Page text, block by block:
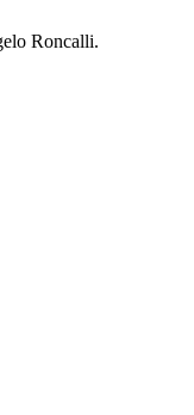
Roncalli.